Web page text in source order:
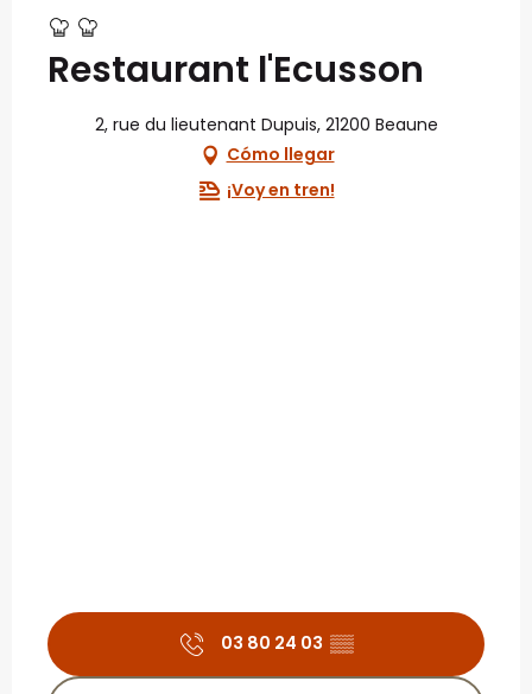
Restaurant l'Ecusson
2, rue du lieutenant Dupuis, 21200 Beaune
Cómo llegar
¡Voy en tren!
03 80 24 03 ▒▒